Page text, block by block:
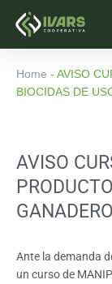
Home - AVISO
BIOCIDAS DE
AVISO
GANADERO
Ante la demanda
un curso de